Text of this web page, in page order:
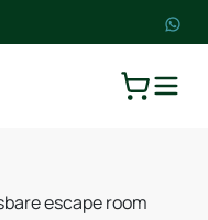
escape room